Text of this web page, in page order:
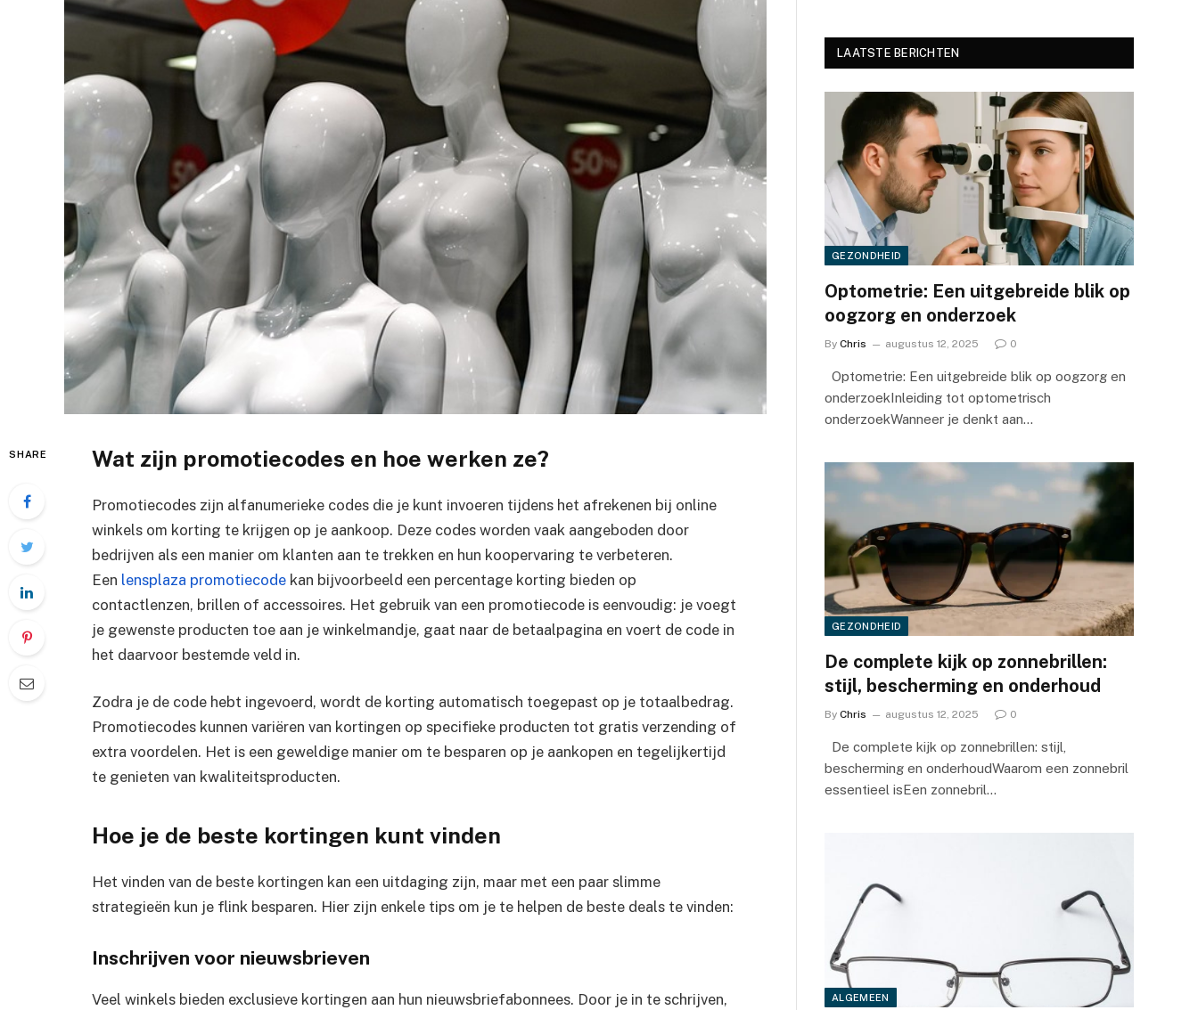
SHARE Wat zijn promotiecodes en hoe werken ze?
Promotiecodes zijn alfanumerieke codes die je kunt invoeren tijdens het afrekenen bij online
winkels om korting te krijgen op je aankoop. Deze codes worden vaak aangeboden door
bedrijven als een manier om klanten aan te trekken en hun koopervaring te verbeteren.
Een lensplaza promotiecode kan bijvoorbeeld een percentage korting bieden op
contactlenzen, brillen of accessoires. Het gebruik van een promotiecode is eenvoudig: je voegt
je gewenste producten toe aan je winkelmandje, gaat naar de betaalpagina en voert de code in
het daarvoor bestemde veld in.
Zodra je de code hebt ingevoerd, wordt de korting automatisch toegepast op je totaalbedrag.
Promotiecodes kunnen variëren van kortingen op specifieke producten tot gratis verzending of
extra voordelen. Het is een geweldige manier om te besparen op je aankopen en tegelijkertijd
te genieten van kwaliteitsproducten.
Hoe je de beste kortingen kunt vinden
Het vinden van de beste kortingen kan een uitdaging zijn, maar met een paar slimme
strategieën kun je flink besparen. Hier zijn enkele tips om je te helpen de beste deals te vinden:
Inschrijven voor nieuwsbrieven
Veel winkels bieden exclusieve kortingen aan hun nieuwsbriefabonnees. Door je in te schrijven,
LAATSTE BERICHTEN
GEZONDHEID
Optometrie: Een uitgebreide blik op
oogzorg en onderzoek
By Chris augustus 12, 2025 0
Optometrie: Een uitgebreide blik op oogzorg en
onderzoekInleiding tot optometrisch
onderzoekWanneer je denkt aan…
GEZONDHEID
De complete kijk op zonnebrillen:
stijl, bescherming en onderhoud
By Chris augustus 12, 2025 0
De complete kijk op zonnebrillen: stijl,
bescherming en onderhoudWaarom een zonnebril
essentieel isEen zonnebril…
ALGEMEEN